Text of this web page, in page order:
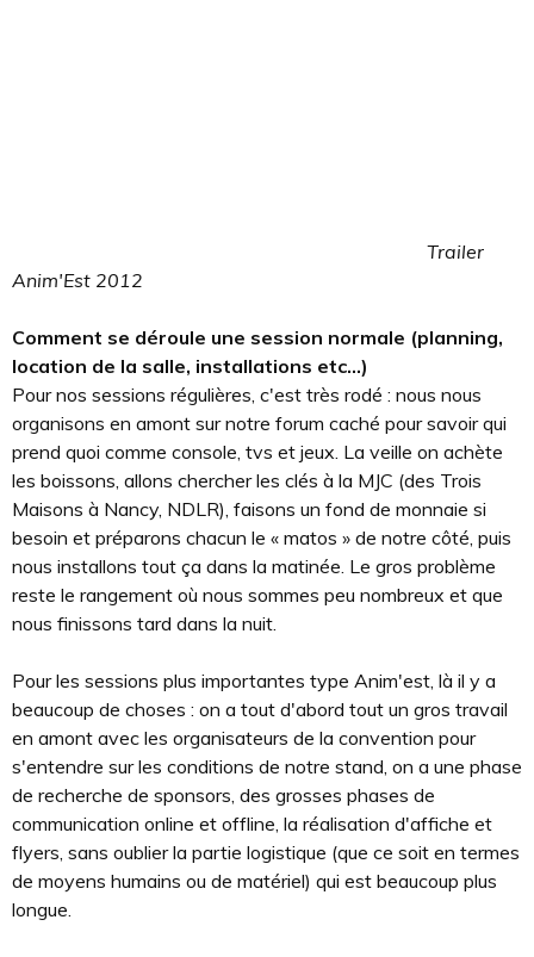
Trailer
Anim'Est 2012
Comment se déroule une session normale (planning,
location de la salle, installations etc...)
Pour nos sessions régulières, c'est très rodé : nous nous
organisons en amont sur notre forum caché pour savoir qui
prend quoi comme console, tvs et jeux. La veille on achète
les boissons, allons chercher les clés à la MJC (des Trois
Maisons à Nancy, NDLR), faisons un fond de monnaie si
besoin et préparons chacun le « matos » de notre côté, puis
nous installons tout ça dans la matinée. Le gros problème
reste le rangement où nous sommes peu nombreux et que
nous finissons tard dans la nuit.
Pour les sessions plus importantes type Anim'est, là il y a
beaucoup de choses : on a tout d'abord tout un gros travail
en amont avec les organisateurs de la convention pour
s'entendre sur les conditions de notre stand, on a une phase
de recherche de sponsors, des grosses phases de
communication online et offline, la réalisation d'affiche et
flyers, sans oublier la partie logistique (que ce soit en termes
de moyens humains ou de matériel) qui est beaucoup plus
longue.